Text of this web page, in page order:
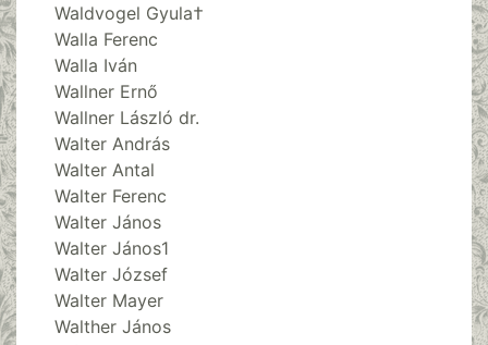
Waldvogel Gyula†
Walla Ferenc
Walla Iván
Wallner Ernő
Wallner László dr.
Walter András
Walter Antal
Walter Ferenc
Walter János
Walter János1
Walter József
Walter Mayer
Walther János